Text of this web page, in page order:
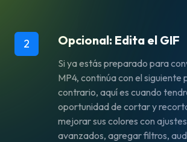
2 Opcional: Edita el GIF
Si ya estás preparado para
MP4, continúa con el siguiente
contrario, aquí es cuando
oportunidad de cortar y
mejorar sus colores con
avanzados, agregar filtros,